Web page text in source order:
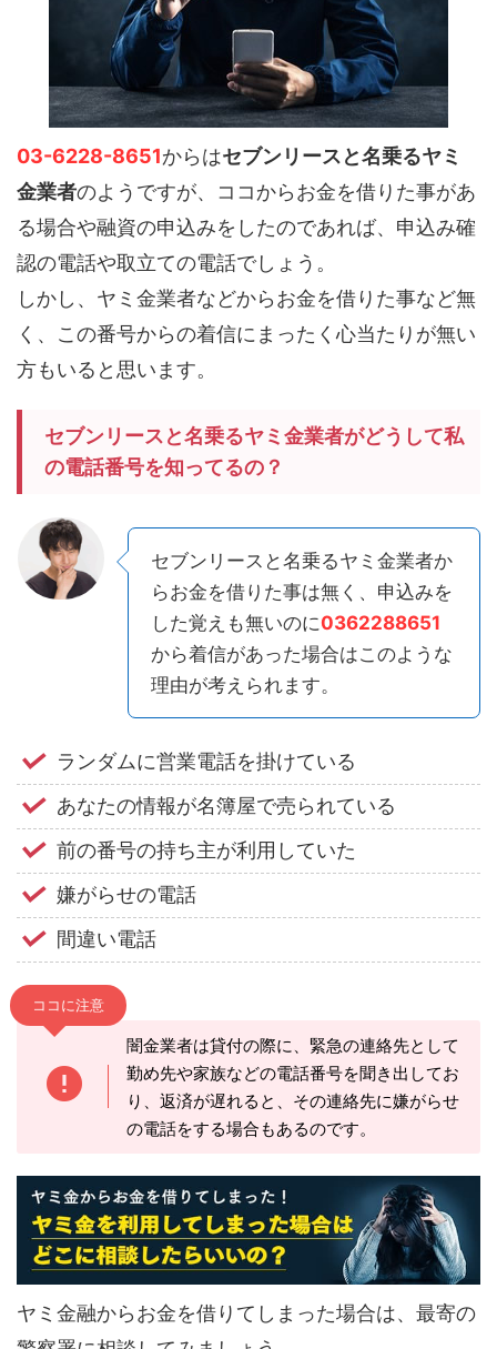
03-6228-8651からはセブンリースと名乗るヤミ
金業者のようですが、ココからお金を借りた事があ
る場合や融資の申込みをしたのであれば、申込み確
認の電話や取立ての電話でしょう。
しかし、ヤミ金業者などからお金を借りた事など無
く、この番号からの着信にまったく心当たりが無い
方もいると思います。
セブンリースと名乗るヤミ金業者がどうして私
の電話番号を知ってるの？
セブンリースと名乗るヤミ金業者か
らお金を借りた事は無く、申込みを
した覚えも無いのに0362288651
から着信があった場合はこのような
理由が考えられます。
ランダムに営業電話を掛けている
あなたの情報が名簿屋で売られている
前の番号の持ち主が利用していた
嫌がらせの電話
間違い電話
ココに注意
闇金業者は貸付の際に、緊急の連絡先として
勤め先や家族などの電話番号を聞き出してお
り、返済が遅れると、その連絡先に嫌がらせ
の電話をする場合もあるのです。
ヤミ金融からお金を借りてしまった場合は、最寄の